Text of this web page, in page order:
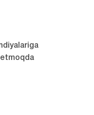
etmoqda